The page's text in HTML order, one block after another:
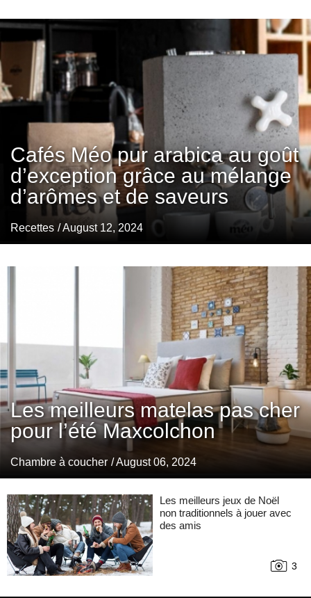
Cafés Méo pur arabica au goût
d’exception grâce au mélange
d’arômes et de saveurs
Recettes / August 12, 2024
Les meilleurs matelas pas cher
pour l’été Maxcolchon
Chambre à coucher / August 06, 2024
Les meilleurs jeux de Noël
non traditionnels à jouer avec
des amis
3